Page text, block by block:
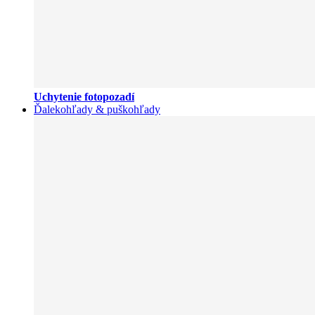
Uchytenie fotopozadí
Ďalekohľady & puškohľady